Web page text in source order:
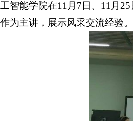
工智能学院在11月7日、11月
作为主讲，展示风采交流经验。